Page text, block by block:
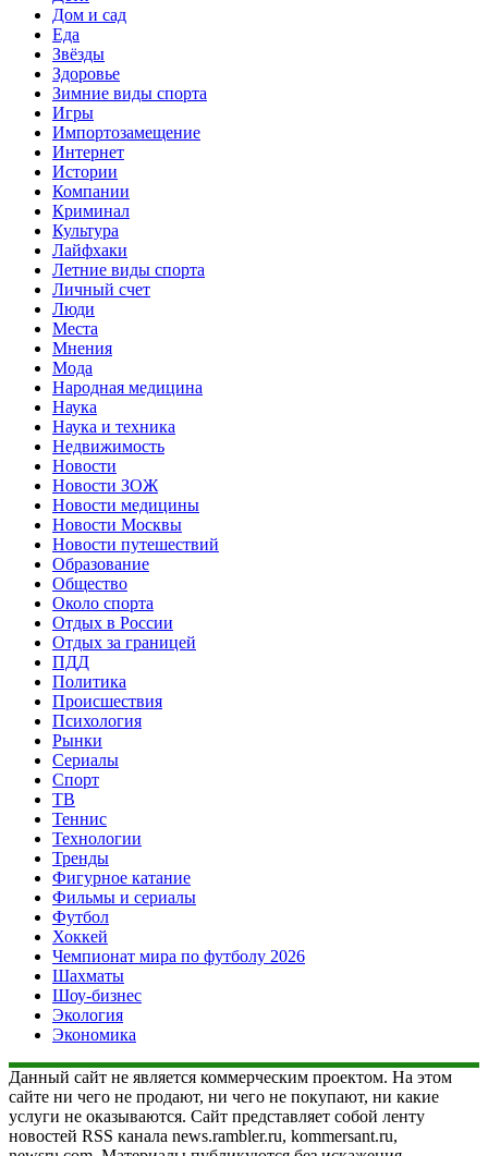
Дом и сад
Еда
Звёзды
Здоровье
Зимние виды спорта
Игры
Импортозамещение
Интернет
Истории
Компании
Криминал
Культура
Лайфхаки
Летние виды спорта
Личный счет
Люди
Места
Мнения
Мода
Народная медицина
Наука
Наука и техника
Недвижимость
Новости
Новости ЗОЖ
Новости медицины
Новости Москвы
Новости путешествий
Образование
Общество
Около спорта
Отдых в России
Отдых за границей
ПДД
Политика
Происшествия
Психология
Рынки
Сериалы
Спорт
ТВ
Теннис
Технологии
Тренды
Фигурное катание
Фильмы и сериалы
Футбол
Хоккей
Чемпионат мира по футболу 2026
Шахматы
Шоу-бизнес
Экология
Экономика
Данный сайт не является коммерческим проектом. На этом
сайте ни чего не продают, ни чего не покупают, ни какие
услуги не оказываются. Сайт представляет собой ленту
новостей RSS канала news.rambler.ru, kommersant.ru,